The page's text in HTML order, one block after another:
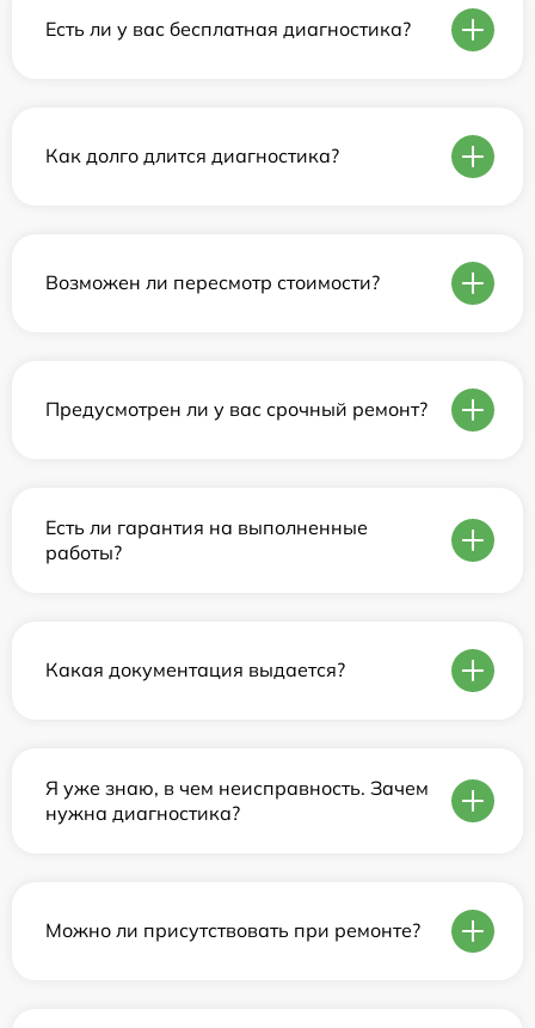
Есть ли у вас бесплатная диагностика?
Как долго длится диагностика?
Возможен ли пересмотр стоимости?
Предусмотрен ли у вас срочный ремонт?
Есть ли гарантия на выполненные
работы?
Какая документация выдается?
Я уже знаю, в чем неисправность. Зачем
нужна диагностика?
Можно ли присутствовать при ремонте?